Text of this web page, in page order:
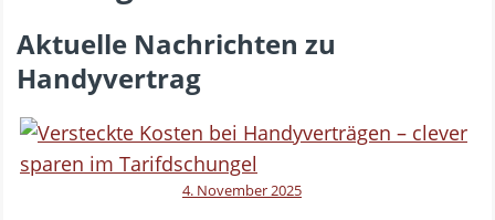
Aktuelle Nachrichten zu
Handyvertrag
4. November 2025